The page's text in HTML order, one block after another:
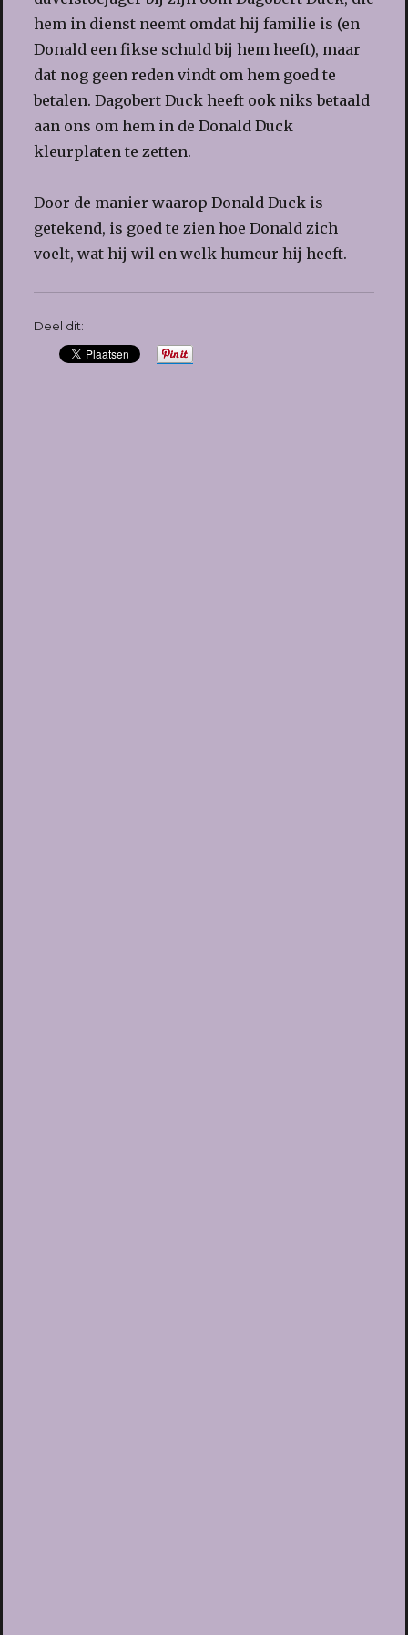
hem in dienst neemt omdat hij familie is (en
Donald een fikse schuld bij hem heeft), maar
dat nog geen reden vindt om hem goed te
betalen. Dagobert Duck heeft ook niks betaald
aan ons om hem in de Donald Duck
kleurplaten te zetten.
Door de manier waarop Donald Duck is
getekend, is goed te zien hoe Donald zich
voelt, wat hij wil en welk humeur hij heeft.
Deel dit: